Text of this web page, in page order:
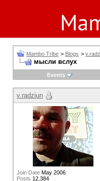
Mambo Tribe > Blogs >
мысли вслух
Events
v.radziun
Join Date May 2006
Posts 12,384